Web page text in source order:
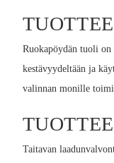
Ruokapöydän tuoli
kestävyydeltään ja
valinnan monille
Taitavan